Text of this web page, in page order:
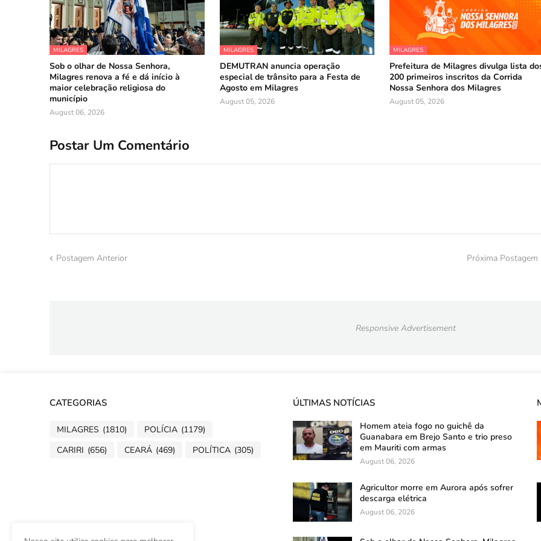
MILAGRES
Sob o olhar de Nossa Senhora,
Milagres renova a fé e dá início à
maior celebração religiosa do
município
August 06, 2026
MILAGRES
DEMUTRAN anuncia operação
especial de trânsito para a Festa de
Agosto em Milagres
August 05, 2026
MILAGRES
Prefeitura de Milagres divulga lista
200 primeiros inscritos da Corrida
Nossa Senhora dos Milagres
August 05, 2026
Postar Um Comentário
Postagem Anterior Próxima Postagem
Responsive Advertisement
CATEGORIAS
MILAGRES (1810) POLÍCIA (1179)
CARIRI (656) CEARÁ (469) POLÍTICA (305)
ÚLTIMAS NOTÍCIAS
Homem ateia fogo no guichê da
Guanabara em Brejo Santo e trio preso
em Mauriti com armas
August 06, 2026
Agricultor morre em Aurora após sofrer
descarga elétrica
August 06, 2026